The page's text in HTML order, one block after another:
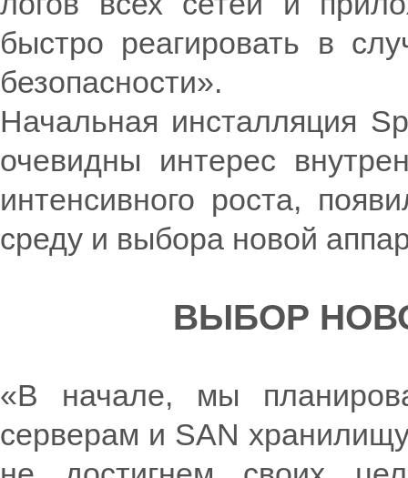
быстро реагировать в
безопасности».
Начальная инсталляция
очевидны интерес
интенсивного роста,
среду и выбора новой
ВЫБОР
«В начале, мы
серверам и SAN